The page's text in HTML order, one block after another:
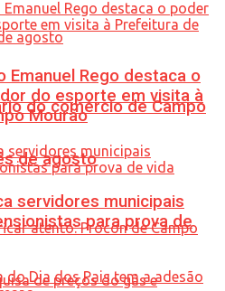
do comércio de Campo
de agosto
Emanuel Rego destaca o
do esporte em visita à
Mourão
servidores municipais
para prova de